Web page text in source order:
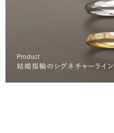
Product
結婚指輪のシグネチャーライン